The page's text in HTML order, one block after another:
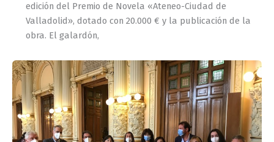
edición del Premio de Novela «Ateneo-Ciudad de
Valladolid», dotado con 20.000 € y la publicación de la
obra. El galardón,